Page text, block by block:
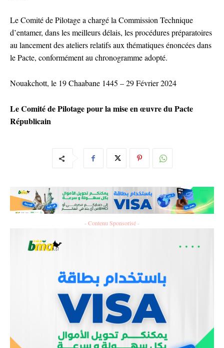
Le Comité de Pilotage a chargé la Commission Technique
d’entamer, dans les meilleurs délais, les procédures préparatoires
au lancement des ateliers relatifs aux thématiques énoncées dans
le Pacte, conformément au chronogramme adopté.
Nouakchott, le 19 Chaabane 1445 – 29 Février 2024
Le Comité de Pilotage pour la mise en œuvre du Pacte
Républicain
- Contenu Sponsorisé -